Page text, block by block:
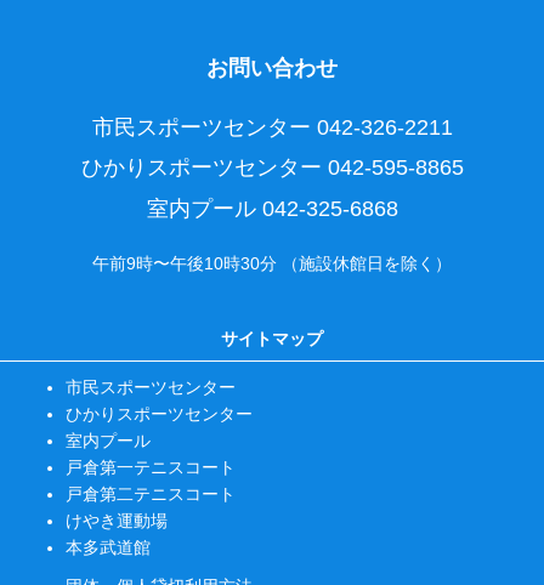
お問い合わせ
市民スポーツセンター 042-326-2211
ひかりスポーツセンター 042-595-8865
室内プール 042-325-6868
午前9時〜午後10時30分 （施設休館日を除く）
サイトマップ
市民スポーツセンター
ひかりスポーツセンター
室内プール
戸倉第一テニスコート
戸倉第二テニスコート
けやき運動場
本多武道館